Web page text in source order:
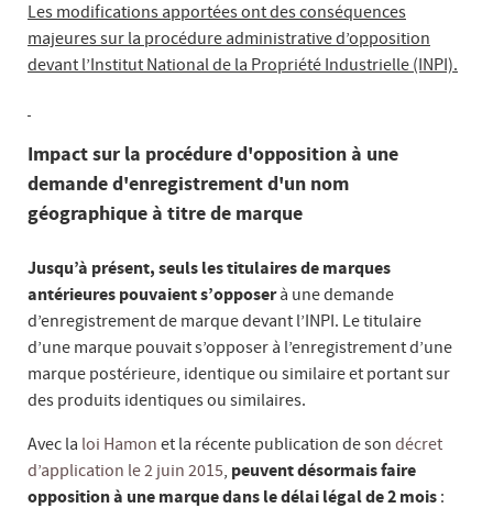
Les modifications apportées ont des conséquences
majeures sur la procédure administrative d’opposition
devant l’Institut National de la Propriété Industrielle (INPI).
Impact sur la procédure d'opposition à une
demande d'enregistrement d'un nom
géographique à titre de marque
Jusqu’à présent, seuls les titulaires de marques
antérieures pouvaient s’opposerà une demande
d’enregistrement de marque devant l’INPI. Le titulaire
d’une marque pouvait s’opposer à l’enregistrement d’une
marque postérieure, identique ou similaire et portant sur
des produits identiques ou similaires.
Avec la loi Hamon et la récente publication de son décret
d’application le 2 juin 2015, peuvent désormais faire
opposition à une marque dans le délai légal de 2 mois :